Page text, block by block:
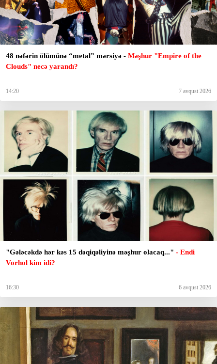
48 nəfərin ölümünə “metal” mərsiyə - Məşhur "Empire of the
Clouds" necə yarandı?
14:20 7 avqust 2026
"Gələcəkdə hər kəs 15 dəqiqəliyinə məşhur olacaq..." - Endi
Vorhol kim idi?
16:30 6 avqust 2026